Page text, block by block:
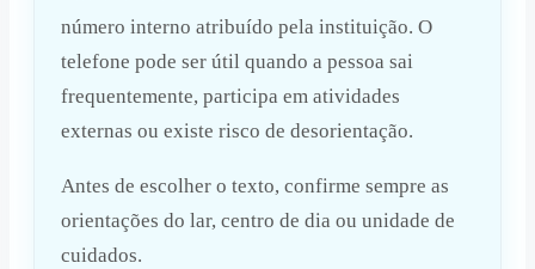
número interno atribuído pela instituição. O
telefone pode ser útil quando a pessoa sai
frequentemente, participa em atividades
externas ou existe risco de desorientação.
Antes de escolher o texto, confirme sempre as
orientações do lar, centro de dia ou unidade de
cuidados.